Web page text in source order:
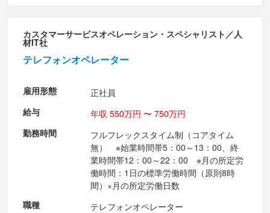
カスタマーサービスオペレーション・スペシャリスト／人
材IT社
テレフォンオペレーター
雇用形態
正社員
給与
年収 550万円 〜 750万円
勤務時間
フルフレックスタイム制（コアタイム
無） ※始業時間帯5：00～13：00、終
業時間帯12：00～22：00 ※月の所定労
働時間：1日の標準労働時間（原則8時
間）×月の所定労働日数
職種
テレフォンオペレーター